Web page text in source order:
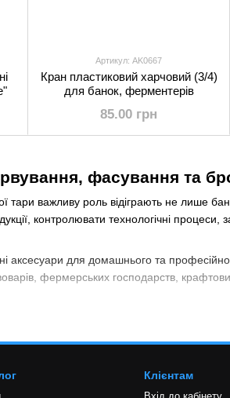
фасування та
тари важливу роль відіграють не лише
контролювати технологічні
аксесуари для домашнього та
фермерських господарств,
маркування продукції
є важливою частиною виробничого
про продукцію, дату виробництва,
Артикул: AK0667
Кран пластиковий харчовий (3/4)
для банок, ферментерів
85.00 грн
Клієнтам